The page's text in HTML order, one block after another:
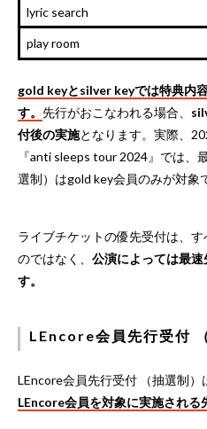
lyric search
play room
gold keyとsilver keyでは特典内
す。 先行がおこなわれる場合、
付後の実施となります。実際、
『anti sleeps tour 2024』では、
選制）はgold key会員のみが対象
ライブチケットの優先受付は、
のではなく、 公演によっては最
す。
LEncore会員先行受付
LEncore会員先行受付 （抽選制）
LEncore会員を対象に実施される